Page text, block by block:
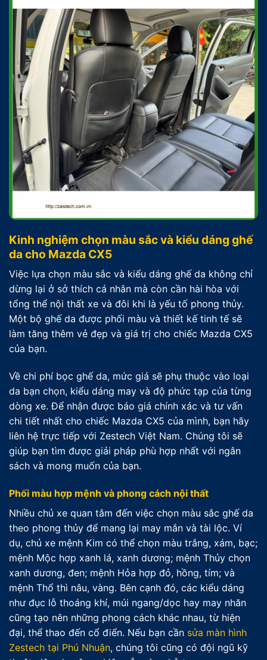
Kinh nghiệm chọn màu sắc và kiểu dáng ghế
da cho Mazda CX5
Việc lựa chọn màu sắc và kiểu dáng ghế da không chỉ
dừng lại ở sở thích cá nhân mà còn cần hài hòa với
tổng thể nội thất xe và đôi khi là yếu tố phong thủy.
Một bộ ghế da được phối màu và thiết kế tinh tế sẽ
làm tăng thêm vẻ đẹp và giá trị cho chiếc Mazda CX5
của bạn.
Về chi phí bọc ghế da, mức giá sẽ phụ thuộc vào loại
da bạn chọn, kiểu dáng may và độ phức tạp của từng
dòng xe. Để nhận được báo giá chính xác và tư vấn
chi tiết nhất cho chiếc Mazda CX5 của mình, bạn hãy
liên hệ trực tiếp với Zestech Việt Nam. Chúng tôi sẽ
giúp bạn tìm được giải pháp phù hợp nhất với ngân
sách và mong muốn của bạn.
Phối màu hợp mệnh và phong cách nội thất
Nhiều chủ xe quan tâm đến việc chọn màu sắc ghế da
theo phong thủy để mang lại may mắn và tài lộc. Ví
dụ, chủ xe mệnh Kim có thể chọn màu trắng, xám, bạc;
mệnh Mộc hợp xanh lá, xanh dương; mệnh Thủy chọn
xanh dương, đen; mệnh Hỏa hợp đỏ, hồng, tím; và
mệnh Thổ thì nâu, vàng. Bên cạnh đó, các kiểu dáng
như đục lỗ thoáng khí, múi ngang/dọc hay may nhăn
cũng tạo nên những phong cách khác nhau, từ hiện
đại, thể thao đến cổ điển. Nếu bạn cần sửa màn hình
Zestech tại Phú Nhuận, chúng tôi cũng có đội ngũ kỹ